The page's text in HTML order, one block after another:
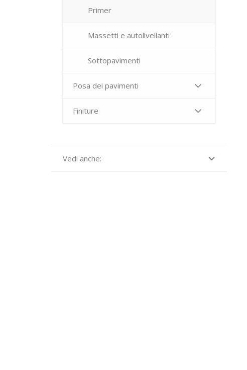
Primer
Massetti e autolivellanti
Sottopavimenti
Posa dei pavimenti
Finiture
Vedi anche: